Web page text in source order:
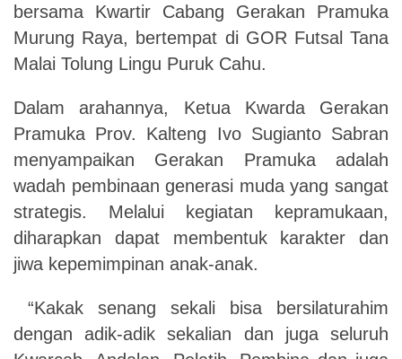
bersama Kwartir Cabang Gerakan Pramuka
Murung Raya, bertempat di GOR Futsal Tana
Malai Tolung Lingu Puruk Cahu.
Dalam arahannya, Ketua Kwarda Gerakan
Pramuka Prov. Kalteng Ivo Sugianto Sabran
menyampaikan Gerakan Pramuka adalah
wadah pembinaan generasi muda yang sangat
strategis. Melalui kegiatan kepramukaan,
diharapkan dapat membentuk karakter dan
jiwa kepemimpinan anak-anak.
“Kakak senang sekali bisa bersilaturahim
dengan adik-adik sekalian dan juga seluruh